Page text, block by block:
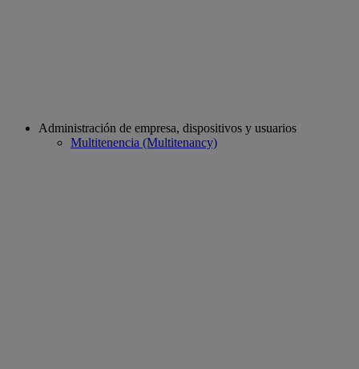
Administración de empresa, dispositivos y usuarios
Multitenencia (Multitenancy)